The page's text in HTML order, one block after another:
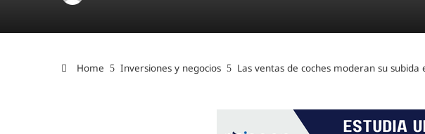
Home Inversiones y negocios Las ventas de coches moderan su